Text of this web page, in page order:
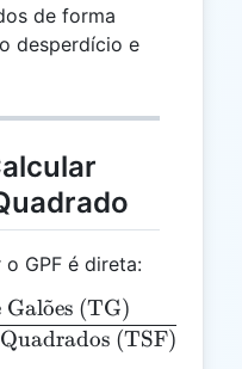
de forma
desperdício e
GPF é direta:
=
(TSF)
Galo
˜es (TG)